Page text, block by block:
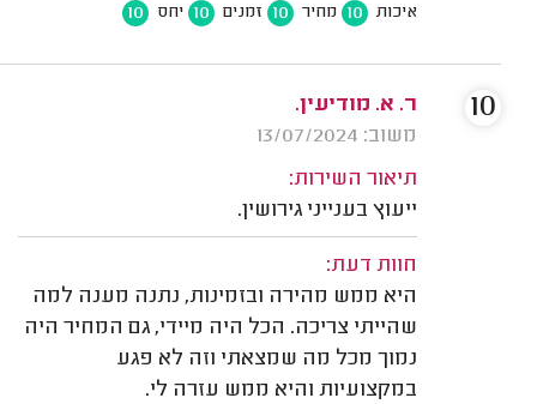
איכות 10 מחיר 10 זמנים 10 יחס 10
ר. א. מודיעין.
משוב: 13/07/2024
תיאור השירות:
ייעוץ בענייני גירושין.
חוות דעת:
היא ממש מהירה ובזמינות, נתנה מענה למה
שהייתי צריכה. הכל היה מיידי, גם המחיר היה
נמוך מכל מה שמצאתי וזה לא פגע
במקצועיות והיא ממש עזרה לי.
10